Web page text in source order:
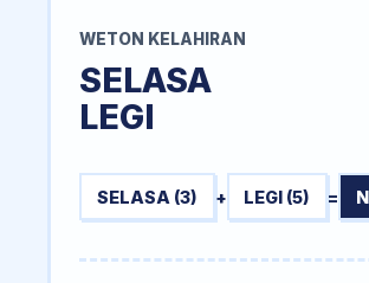
WETON KELAHIRAN
SELASA
LEGI
SELASA (3) + LEGI (5) =